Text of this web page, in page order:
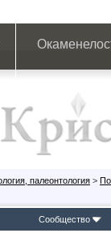
палеонтология >
Сообщество